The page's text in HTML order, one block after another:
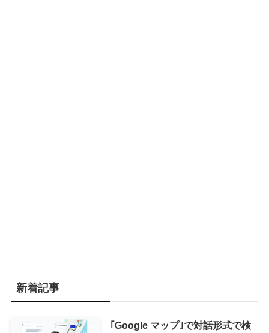
新着記事
｢Google マップ｣で対話形式で検